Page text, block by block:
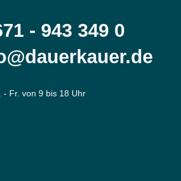
- 943 349 0
- Fr. von 9 bis 18 Uhr